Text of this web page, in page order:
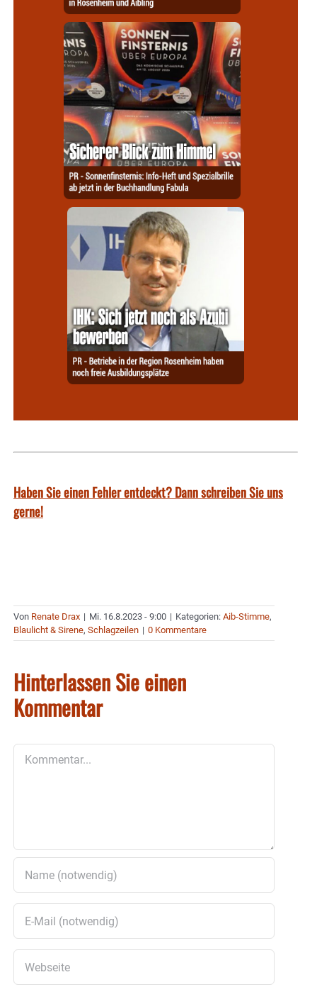
Haben Sie einen Fehler entdeckt? Dann schreiben Sie uns
gerne!
Von Renate Drax | Mi. 16.8.2023 - 9:00 | Kategorien: Aib-Stimme,
Blaulicht & Sirene, Schlagzeilen | 0 Kommentare
Hinterlassen Sie einen
Kommentar